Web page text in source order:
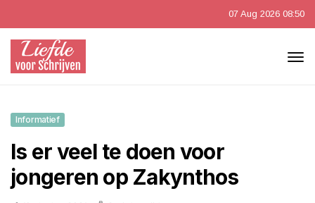
07 Aug 2026 08:50
Informatief
Is er veel te doen voor
jongeren op Zakynthos